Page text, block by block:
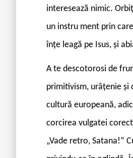
interesează nimic.
un instru ment prin
înțe leagă pe Isus, și
A te descotorosi de
primitivism, urâțenie și
cultură europeană,
corcirea vulgatei
„Vade retro, Satana!“